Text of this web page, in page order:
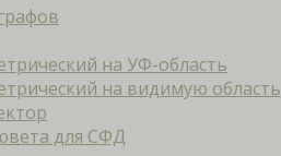
на УФ-область
на видимую область
для СФД